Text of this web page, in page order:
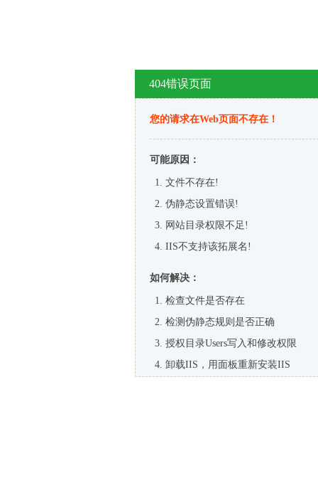
404错误页面
您的请求在Web页面不存在！
可能原因：
文件不存在!
伪静态设置错误!
网站目录权限不足!
IIS不支持该拓展名!
如何解决：
检查文件是否存在
检测伪静态规则是否正确
授权目录Users写入和修改权限
卸载IIS，用面板重新安装IIS